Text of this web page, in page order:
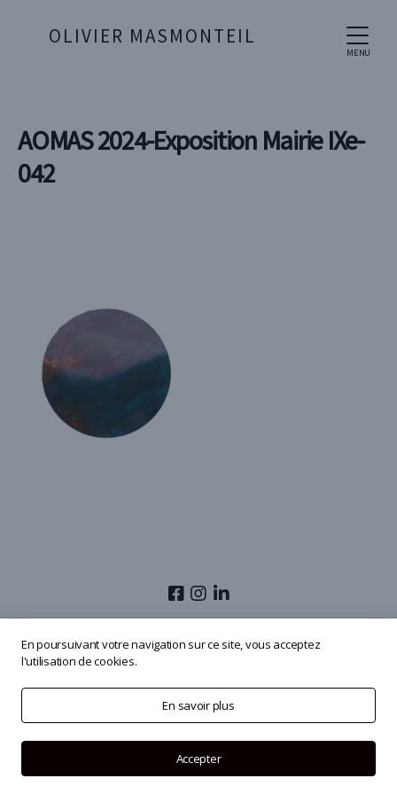
MENU
OLIVIER MASMONTEIL
AOMAS 2024-Exposition Mairie IXe-
042
En poursuivant votre navigation sur ce site, vous acceptez
l'utilisation de cookies.
En savoir plus
Accepter